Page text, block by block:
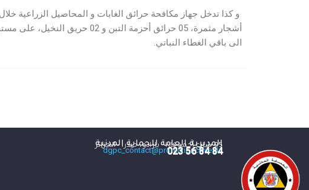
أشجار مثمرة، 05 حرائق
الى باقي الغطاء النباتي.
المديرية العامة للحماية المدنية
05 شارع أحمد كارا - بارادو، حيدرا - الجزائر
dgpc_contact@protectioncivile.dz
84 84 56 023
84 84 56 023